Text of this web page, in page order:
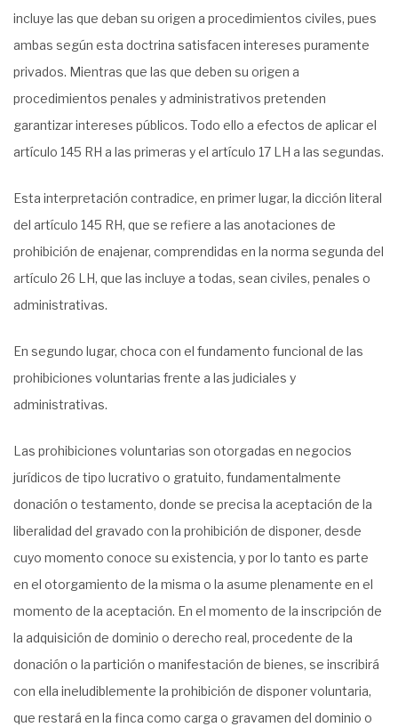
incluye las que deban su origen a procedimientos civiles, pues
ambas según esta doctrina satisfacen intereses puramente
privados. Mientras que las que deben su origen a
procedimientos penales y administrativos pretenden
garantizar intereses públicos. Todo ello a efectos de aplicar el
artículo 145 RH a las primeras y el artículo 17 LH a las segundas.
Esta interpretación contradice, en primer lugar, la dicción literal
del artículo 145 RH, que se refiere a las anotaciones de
prohibición de enajenar, comprendidas en la norma segunda del
artículo 26 LH, que las incluye a todas, sean civiles, penales o
administrativas.
En segundo lugar, choca con el fundamento funcional de las
prohibiciones voluntarias frente a las judiciales y
administrativas.
Las prohibiciones voluntarias son otorgadas en negocios
jurídicos de tipo lucrativo o gratuito, fundamentalmente
donación o testamento, donde se precisa la aceptación de la
liberalidad del gravado con la prohibición de disponer, desde
cuyo momento conoce su existencia, y por lo tanto es parte
en el otorgamiento de la misma o la asume plenamente en el
momento de la aceptación. En el momento de la inscripción de
la adquisición de dominio o derecho real, procedente de la
donación o la partición o manifestación de bienes, se inscribirá
con ella ineludiblemente la prohibición de disponer voluntaria,
que restará en la finca como carga o gravamen del dominio o